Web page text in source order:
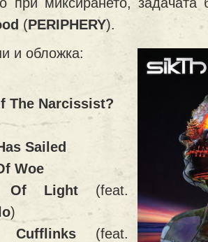
(PERIPHERY).
и обложка:
The Narcissist?
Sailed
Woe
Of Light(feat.
)
Cufflinks (feat.